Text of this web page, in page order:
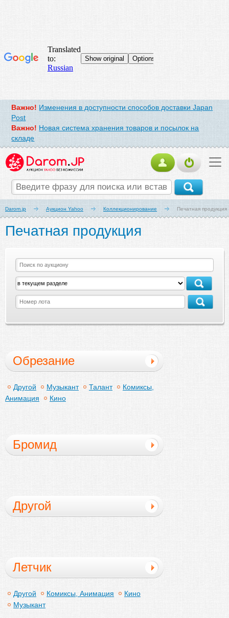
Важно! Изменения в доступности способов доставки Japan
Post
Важно! Новая система хранения товаров и посылок на
складе
Darom.jp Аукцион Yahoo Коллекционирование Печатная продукция
Печатная продукция
Обрезание
Другой Музыкант Талант
Комиксы,
Анимация
Кино
Бромид
Другой
Летчик
Другой Комиксы, Анимация
Кино
Музыкант